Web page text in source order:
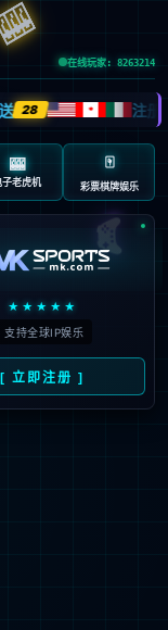
整或存在多余字
等